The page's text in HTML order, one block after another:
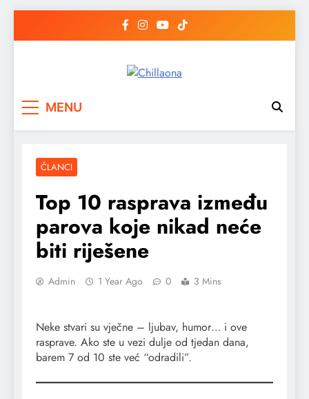
MENU
ČLANCI
Top 10 rasprava između
parova koje nikad neće
biti riješene
Admin 1 Year Ago 0 3 Mins
Neke stvari su vječne – ljubav, humor… i ove
rasprave. Ako ste u vezi dulje od tjedan dana,
barem 7 od 10 ste već “odradili”.